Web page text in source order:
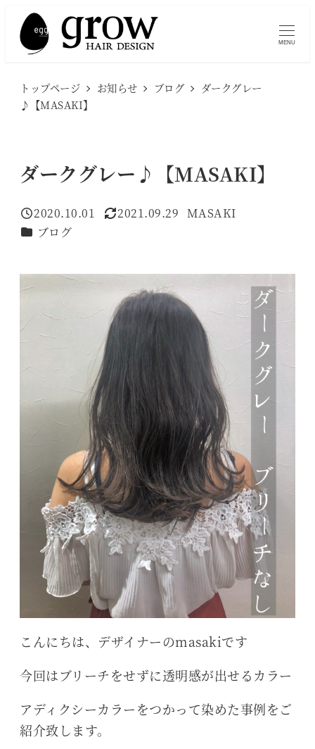
MENU
トップページ お知らせ ブログ
ダークグレー
♪【MASAKI】
ダークグレー♪【MASAKI】
投稿日
2020.10.01
更新日
2021.09.29
著
MASAKI
カテゴリー
ブログ
こんにちは、デザイナーのmasakiです
今回はブリーチをせずに透明感が出せるカラー
アディクシーカラーをつかって染めた事例をご
紹介致します。